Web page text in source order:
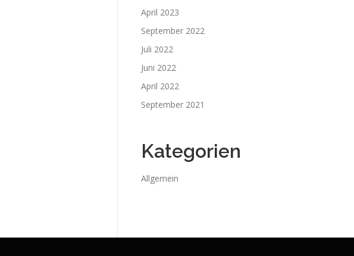
April 2023
September 2022
Juli 2022
Juni 2022
April 2022
September 2021
Kategorien
Allgemein